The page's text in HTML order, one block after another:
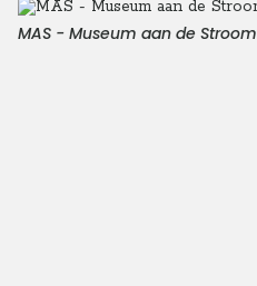
MAS - Museum aan de Stroom